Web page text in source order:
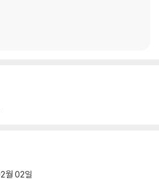
력 높이는 꿀팁
는 각성 조절 능력 향상 4주 홈프로그램
도 떨어져요
이를 먼저 해 보세요
│선 따라 걷기│스티커 놀이│종이상자 선
월 02일